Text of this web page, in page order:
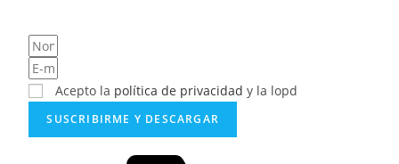
Acepto la política de privacidad y la lopd
SUSCRIBIRME Y DESCARGAR